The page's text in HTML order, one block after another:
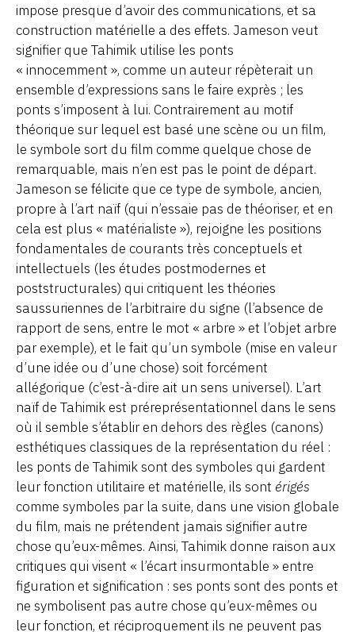
impose presque d’avoir des communications, et sa
construction matérielle a des effets. Jameson veut
signifier que Tahimik utilise les ponts
« innocemment », comme un auteur répèterait un
ensemble d’expressions sans le faire exprès ; les
ponts s’imposent à lui. Contrairement au motif
théorique sur lequel est basé une scène ou un film,
le symbole sort du film comme quelque chose de
remarquable, mais n’en est pas le point de départ.
Jameson se félicite que ce type de symbole, ancien,
propre à l’art naïf (qui n’essaie pas de théoriser, et en
cela est plus « matérialiste »), rejoigne les positions
fondamentales de courants très conceptuels et
intellectuels (les études postmodernes et
poststructurales) qui critiquent les théories
saussuriennes de l’arbitraire du signe (l’absence de
rapport de sens, entre le mot « arbre » et l’objet arbre
par exemple), et le fait qu’un symbole (mise en valeur
d’une idée ou d’une chose) soit forcément
allégorique (c’est-à-dire ait un sens universel). L’art
naïf de Tahimik est préreprésentationnel dans le sens
où il semble s’établir en dehors des règles (canons)
esthétiques classiques de la représentation du réel :
les ponts de Tahimik sont des symboles qui gardent
leur fonction utilitaire et matérielle, ils sont érigés
comme symboles par la suite, dans une vision globale
du film, mais ne prétendent jamais signifier autre
chose qu’eux-mêmes. Ainsi, Tahimik donne raison aux
critiques qui visent « l’écart insurmontable » entre
figuration et signification : ses ponts sont des ponts et
ne symbolisent pas autre chose qu’eux-mêmes ou
leur fonction, et réciproquement ils ne peuvent pas